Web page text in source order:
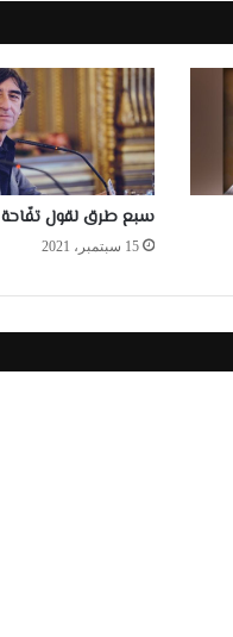
سبع طرق لقول تفّاحة
15 سبتمبر، 2021